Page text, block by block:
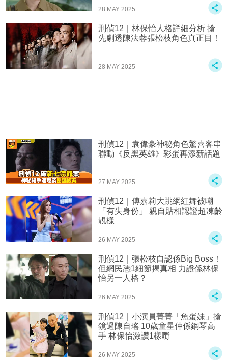
28 MAY 2025
刑偵12｜林保怡人格詳細分析 搶
先劇透陳法蓉張松枝角色真正目！
28 MAY 2025
刑偵12｜袁偉豪神秘角色驚喜客串
聯動《反黑英雄》彩蛋再添新話題
27 MAY 2025
刑偵12｜傅嘉莉大跳網紅舞被嘲
「有失身份」 親自貼相認證超凍齡
靚樣
26 MAY 2025
刑偵12｜張松枝自認係Big Boss！
但網民憑1細節揭真相 力證係林保
怡另一人格？
26 MAY 2025
刑偵12｜小演員菁菁「魚蛋妹」搶
鏡過陳自瑤 10歲童星仲係鋼琴高
手 林保怡激讚1樣嘢
26 MAY 2025